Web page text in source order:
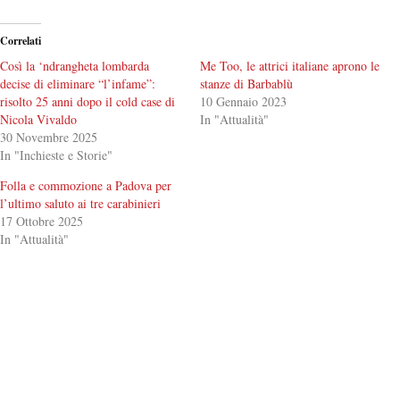
Correlati
Così la ‘ndrangheta lombarda
decise di eliminare “l’infame”:
risolto 25 anni dopo il cold case di
Nicola Vivaldo
30 Novembre 2025
In "Inchieste e Storie"
Me Too, le attrici italiane aprono le
stanze di Barbablù
10 Gennaio 2023
In "Attualità"
Folla e commozione a Padova per
l’ultimo saluto ai tre carabinieri
17 Ottobre 2025
In "Attualità"